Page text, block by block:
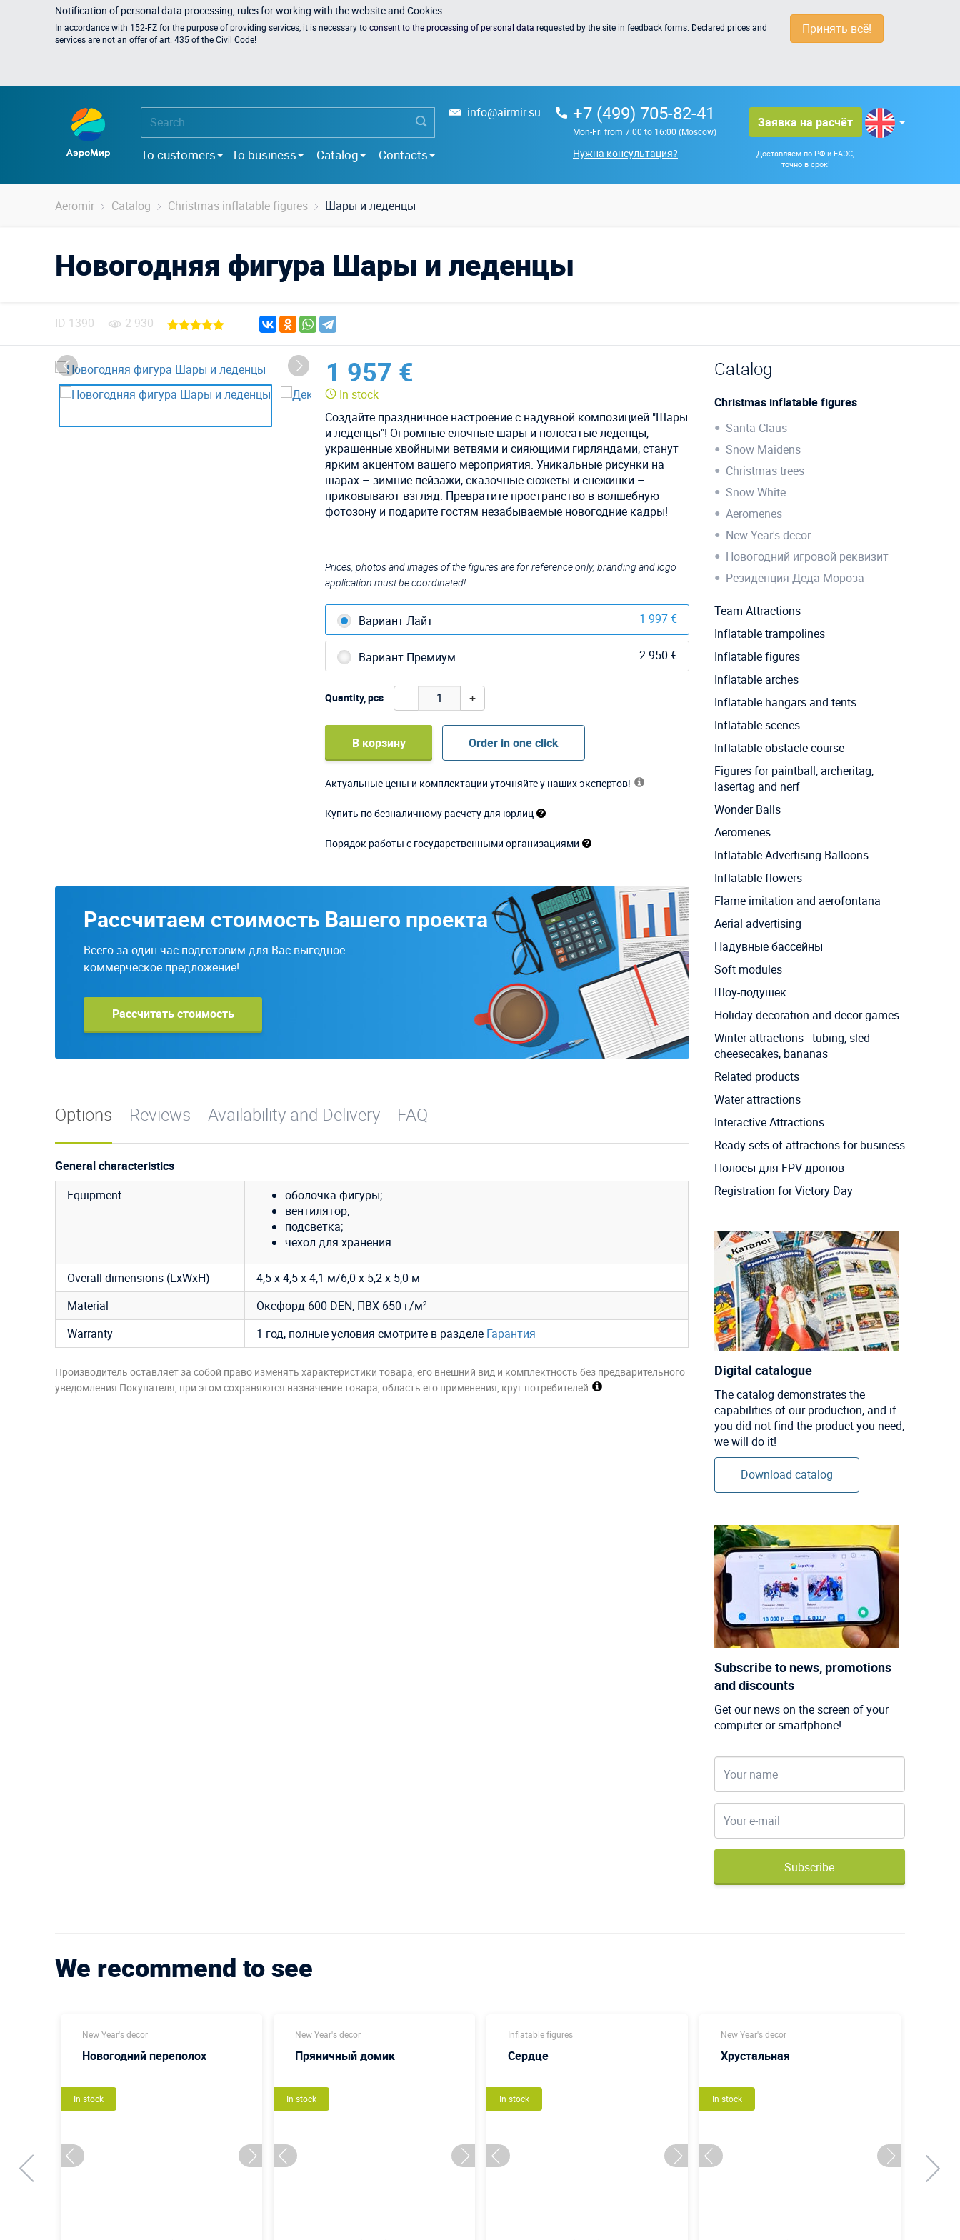
Принять всё!
Notification of personal data processing, rules for working with the website and Cookies
In accordance with 152-FZ for the purpose of providing services, it is necessary toconsent to the processing of personal data requested by the site in feedback forms. Declared prices and
services are not an offer of art. 435 of the Civil Code!
To customers To business Catalog Contacts
info@airmir.su +7 (499) 705-82-41
Mon-Fri from 7:00 to 16:00 (Moscow)
Нужна консультация?
Заявка на расчёт
Доставляем по РФ и ЕАЭС,
точно в срок!
Aeromir Catalog Christmas inflatable figures Шары и леденцы
Новогодняя фигура Шары и леденцы
ID 1390 2 930
1 957 €
In stock
Создайте праздничное настроение с надувной композицией "Шары
и леденцы"! Огромные ёлочные шары и полосатые леденцы,
украшенные хвойными ветвями и сияющими гирляндами, станут
ярким акцентом вашего мероприятия. Уникальные рисунки на
шарах – зимние пейзажи, сказочные сюжеты и снежинки –
приковывают взгляд. Превратите пространство в волшебную
фотозону и подарите гостям незабываемые новогодние кадры!
Prices, photos and images of the figures are for reference only, branding and logo
application must be coordinated!
Вариант Лайт 1 997 €
Вариант Премиум 2 950 €
Quantity, pcs - +
В корзину Order in one click
Актуальные цены и комплектации уточняйте у наших экспертов!
Купить по безналичному расчету для юрлиц
Порядок работы с государственными организациями
Рассчитаем стоимость Вашего проекта
Всего за один час подготовим для Вас выгодное
коммерческое предложение!
Рассчитать стоимость
Options Reviews Availability and Delivery FAQ
General characteristics
Equipment
оболочка фигуры;
вентилятор;
подсветка;
чехол для хранения.
Overall dimensions (LxWxH)
4,5 х 4,5 х 4,1 м/6,0 х 5,2 х 5,0 м
Material
Оксфорд 600 DEN, ПВХ 650 г/м²
Warranty
1 год, полные условия смотрите в разделе Гарантия
Производитель оставляет за собой право изменять характеристики товара, его внешний вид и комплектность без предварительного
уведомления Покупателя, при этом сохраняются назначение товара, область его применения, круг потребителей
Catalog
Christmas inflatable figures
Santa Claus
Snow Maidens
Christmas trees
Snow White
Aeromenes
New Year's decor
Новогодний игровой реквизит
Резиденция Деда Мороза
Team Attractions
Inflatable trampolines
Inflatable figures
Inflatable arches
Inflatable hangars and tents
Inflatable scenes
Inflatable obstacle course
Figures for paintball, archeritag,
lasertag and nerf
Wonder Balls
Aeromenes
Inflatable Advertising Balloons
Inflatable flowers
Flame imitation and aerofontana
Aerial advertising
Надувные бассейны
Soft modules
Шоу-подушек
Holiday decoration and decor games
Winter attractions - tubing, sled-
cheesecakes, bananas
Related products
Water attractions
Interactive Attractions
Ready sets of attractions for business
Полосы для FPV дронов
Registration for Victory Day
Digital catalogue
The catalog demonstrates the
capabilities of our production, and if
you did not find the product you need,
we will do it!
Download catalog
Subscribe to news, promotions
and discounts
Get our news on the screen of your
computer or smartphone!
Subscribe
We recommend to see
New Year's decor
Новогодний переполох
In stock
New Year's decor
Пряничный домик
In stock
Inflatable figures
Сердце
In stock
New Year's decor
Хрустальная
In stock